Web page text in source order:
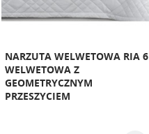
NARZUTA WELWETOWA RIA 6
WELWETOWA Z
GEOMETRYCZNYM
PRZESZYCIEM